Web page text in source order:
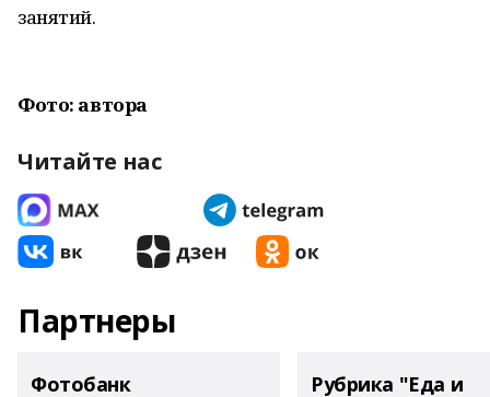
занятий.
Фото: автора
Читайте нас
Партнеры
Фотобанк Рубрика "Еда и